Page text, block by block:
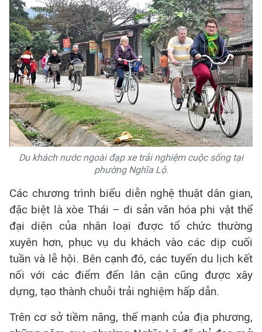
Du khách nước ngoài đạp xe trải nghiệm cuộc sống tại
phường Nghĩa Lộ.
Các chương trình biểu diễn nghệ thuật dân gian,
đặc biệt là xòe Thái – di sản văn hóa phi vật thể
đại diện của nhân loại được tổ chức thường
xuyên hơn, phục vụ du khách vào các dịp cuối
tuần và lễ hội. Bên cạnh đó, các tuyến du lịch kết
nối với các điểm đến lân cận cũng được xây
dựng, tạo thành chuỗi trải nghiệm hấp dẫn.
Trên cơ sở tiềm năng, thế mạnh của địa phương,